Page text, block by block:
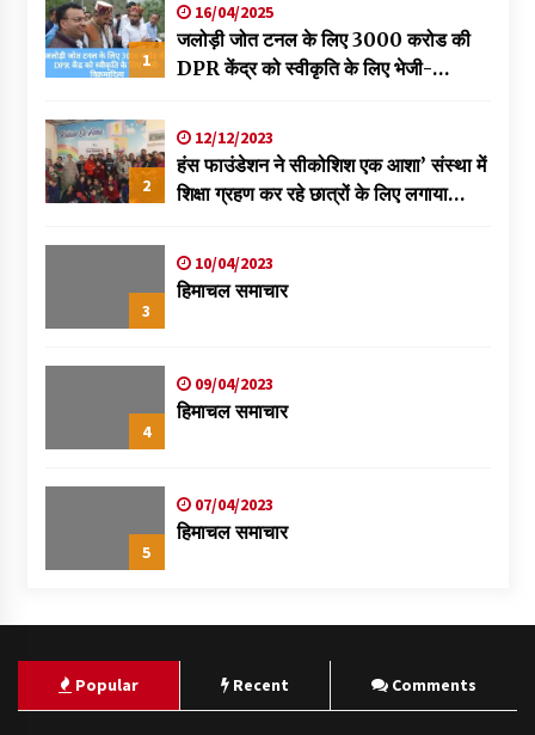
1
16/04/2025
जलोड़ी जोत टनल के लिए 3000 करोड की
DPR केंद्र को स्वीकृति के लिए भेजी-
2
12/12/2023
हंस फाउंडेशन ने सीकोशिश एक आशा’ संस्था में
शिक्षा ग्रहण कर रहे छात्रों के लिए लगाया
3
10/04/2023
हिमाचल समाचार
4
09/04/2023
हिमाचल समाचार
5
07/04/2023
हिमाचल समाचार
Popular Recent Comments